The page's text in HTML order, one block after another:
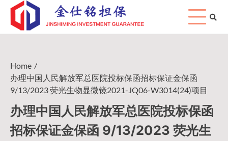
Skip
content
Home
办理中国人民解放军总医院投标保函招标保证金保函
9/13/2023 荧光生物显微镜2021-JQ06-W3014(24)项目
办理中国人民解放军总医院投标保函
招标保证金保函 9/13/2023 荧光生